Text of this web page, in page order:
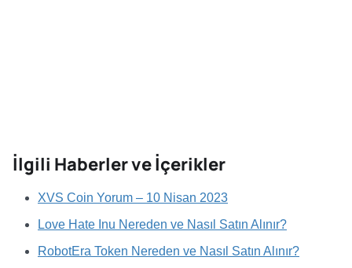
İlgili Haberler ve İçerikler
XVS Coin Yorum – 10 Nisan 2023
Love Hate Inu Nereden ve Nasıl Satın Alınır?
RobotEra Token Nereden ve Nasıl Satın Alınır?